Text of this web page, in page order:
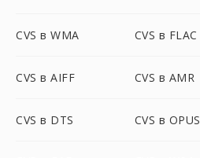
CVS в WMA CVS в FLAC
CVS в AIFF CVS в AMR
CVS в DTS CVS в OPUS